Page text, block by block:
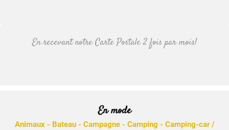
En recevant notre Carte Postale 2 fois par mois!
En mode
Animaux- Bateau- Campagne- Camping - Camping-car /